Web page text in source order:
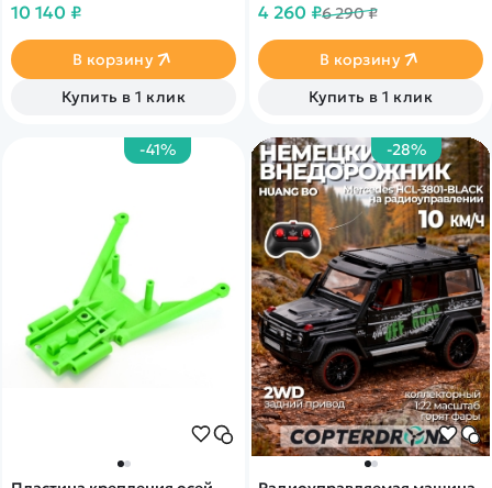
LiPo/LiFe/LiIon/LiHv, Pb
четырьмя индивидуальными
схемами, позволяющими
одновременно заряжать 4
батареи независимо от типа
10 140 ₽
В корзину
Купить в 1 клик
яркие фары. Грузовик на
Пропорциональное
управление
4 260 ₽6 290 ₽
В корзину
Купить в 1 клик
-41% -28%